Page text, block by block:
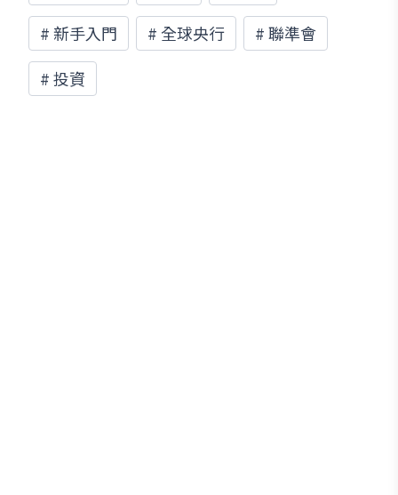
#新手入門 # 全球央行 #聯準會
#投資